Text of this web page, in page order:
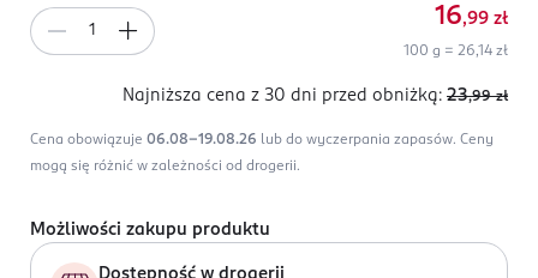
16,99 zł
100 g = 26,14 zł
Najniższa cena z 30 dni przed obniżką: 23,99 zł
Cena obowiązuje 06.08-19.08.26 lub do wyczerpania zapasów. Ceny
mogą się różnić w zależności od drogerii.
Możliwości zakupu produktu
Dostępność w drogerii